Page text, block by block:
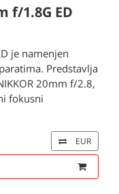
f/1.8G ED
je namenjen
Predstavlja
20mm f/2.8,
fokusni
EUR